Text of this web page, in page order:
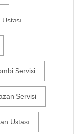
Servisi
Servisi
Ustası